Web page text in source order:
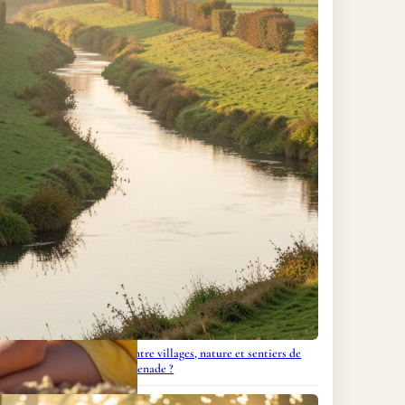
découvrir la Veyle entre villages, nature et sentiers de
promenade ?